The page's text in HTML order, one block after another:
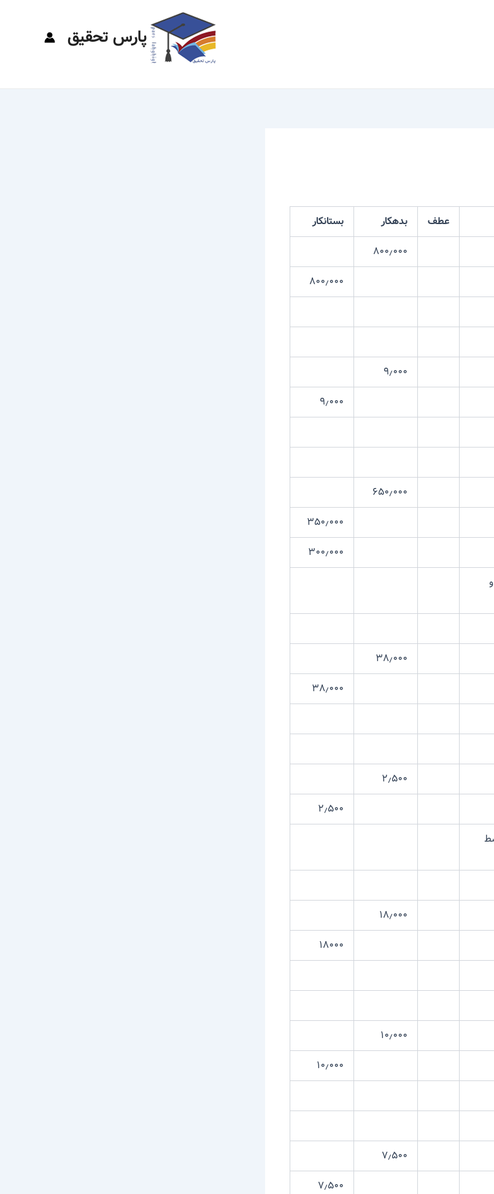
پارس تحقیق
عطف بدهکار
بستانکار
۸۰۰٫۰۰۰
۸۰۰٫۰۰۰
۹٫۰۰۰
۹٫۰۰۰
۶۵۰٫۰۰۰
۳۵۰٫۰۰۰
۳۰۰٫۰۰۰
۳۸٫۰۰۰
۳۸٫۰۰۰
۲٫۵۰۰
۲٫۵۰۰
۱۸٫۰۰۰
۱۸۰۰۰
۱۰٫۰۰۰
۱۰٫۰۰۰
۷٫۵۰۰
۷٫۵۰۰